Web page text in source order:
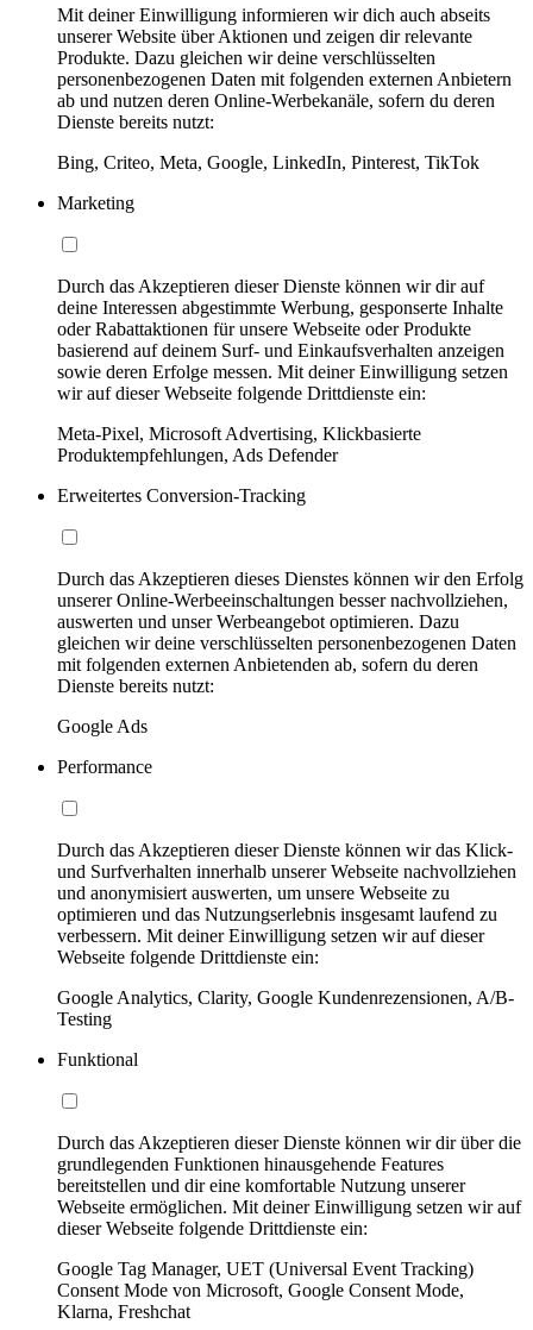
Mit deiner Einwilligung informieren wir dich auch abseits
unserer Website über Aktionen und zeigen dir relevante
Produkte. Dazu gleichen wir deine verschlüsselten
personenbezogenen Daten mit folgenden externen Anbietern
ab und nutzen deren Online-Werbekanäle, sofern du deren
Dienste bereits nutzt:
Bing, Criteo, Meta, Google, LinkedIn, Pinterest, TikTok
Marketing
Durch das Akzeptieren dieser Dienste können wir dir auf
deine Interessen abgestimmte Werbung, gesponserte Inhalte
oder Rabattaktionen für unsere Webseite oder Produkte
basierend auf deinem Surf- und Einkaufsverhalten anzeigen
sowie deren Erfolge messen. Mit deiner Einwilligung setzen
wir auf dieser Webseite folgende Drittdienste ein:
Meta-Pixel, Microsoft Advertising, Klickbasierte
Produktempfehlungen, Ads Defender
Erweitertes Conversion-Tracking
Durch das Akzeptieren dieses Dienstes können wir den Erfolg
unserer Online-Werbeeinschaltungen besser nachvollziehen,
auswerten und unser Werbeangebot optimieren. Dazu
gleichen wir deine verschlüsselten personenbezogenen Daten
mit folgenden externen Anbietenden ab, sofern du deren
Dienste bereits nutzt:
Google Ads
Performance
Durch das Akzeptieren dieser Dienste können wir das Klick-
und Surfverhalten innerhalb unserer Webseite nachvollziehen
und anonymisiert auswerten, um unsere Webseite zu
optimieren und das Nutzungserlebnis insgesamt laufend zu
verbessern. Mit deiner Einwilligung setzen wir auf dieser
Webseite folgende Drittdienste ein:
Google Analytics, Clarity, Google Kundenrezensionen, A/B-
Testing
Funktional
Durch das Akzeptieren dieser Dienste können wir dir über die
grundlegenden Funktionen hinausgehende Features
bereitstellen und dir eine komfortable Nutzung unserer
Webseite ermöglichen. Mit deiner Einwilligung setzen wir auf
dieser Webseite folgende Drittdienste ein:
Google Tag Manager, UET (Universal Event Tracking)
Consent Mode von Microsoft, Google Consent Mode,
Klarna, Freshchat